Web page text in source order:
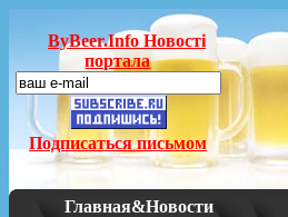
ByBeer.Info Новостi
портала
Подписаться письмом
Главная&Новости